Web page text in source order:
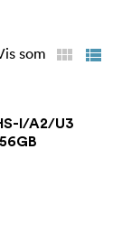
som
I/A2/U3